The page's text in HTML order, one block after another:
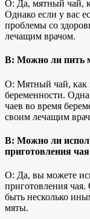
О: Да, мятный чай,
Однако если у вас
проблемы со
лечащим врачом.
В: Можно ли пить
О: Мятный чай, как
беременности.
чаев во время
своим лечащим
В: Можно ли
приготовления
О: Да, вы можете
приготовления
быть несколько
мяты.